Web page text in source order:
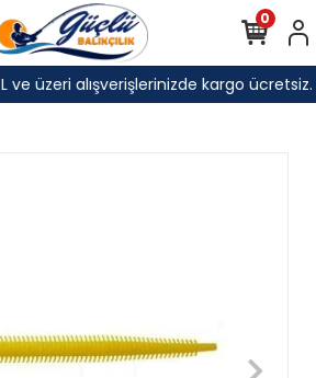
ve üzeri alışverişlerinizde kargo ücretsiz.
0